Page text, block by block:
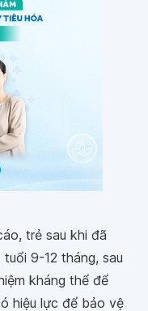
trẻ sau khi đã
9-12 tháng, sau
kháng thể để
hiệu lực để bảo vệ